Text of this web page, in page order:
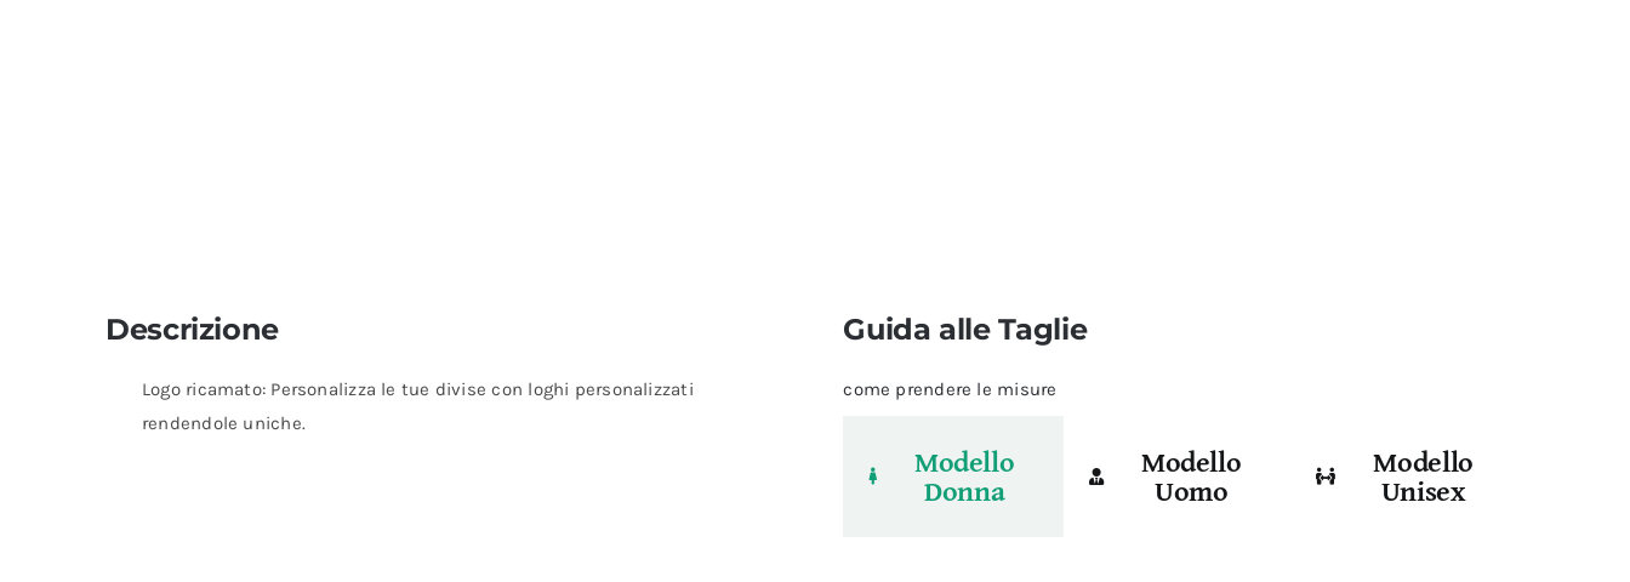
Descrizione
Logo ricamato: Personalizza le tue divise con loghi personalizzati
rendendole uniche.
Guida alle Taglie
come prendere le misure
Modello
Donna
Modello
Uomo
Modello
Unisex